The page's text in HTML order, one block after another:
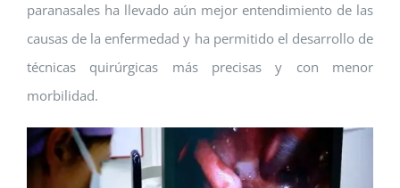
paranasales ha llevado aún mejor entendimiento de las
causas de la enfermedad y ha permitido el desarrollo de
técnicas quirúrgicas más precisas y con menor
morbilidad.